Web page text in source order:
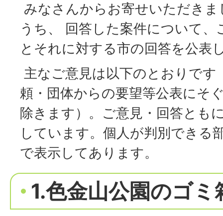
みなさんからお寄せいただき
うち、 回答した案件について、
とそれに対する市の回答を公表
主なご意見は以下のとおりです
頼・団体からの要望等公表にそ
除きます）。ご意見・回答とも
しています。個人が判別できる
で表示してあります。
1.色金山公園のゴ